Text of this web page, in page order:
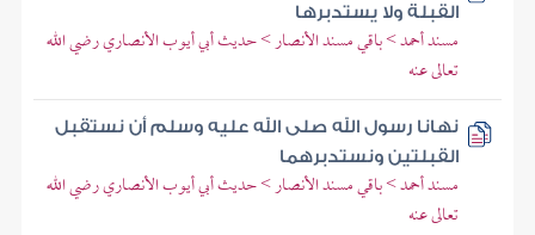
القبلة ولا يستدبرها
مسند أحمد > باقي مسند الأنصار > حديث أبي أيوب الأنصاري رضي الله
تعالى عنه
نهانا رسول الله صلى الله عليه وسلم أن نستقبل
القبلتين ونستدبرهما
مسند أحمد > باقي مسند الأنصار > حديث أبي أيوب الأنصاري رضي الله
تعالى عنه